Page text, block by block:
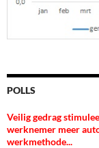
POLLS
Veilig gedrag
werknemer meer
werkmethode...